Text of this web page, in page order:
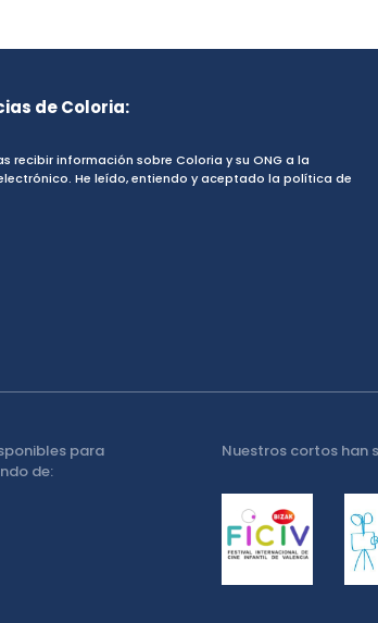
de Coloria:
recibir información sobre Coloria y su ONG a la
He leído, entiendo y aceptado la política de
para
de:
Nuestros cortos han